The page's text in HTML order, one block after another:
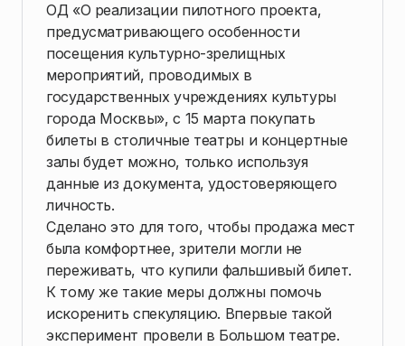
ОД «О реализации пилотного проекта,
предусматривающего особенности
посещения культурно-зрелищных
мероприятий, проводимых в
государственных учреждениях культуры
города Москвы», с 15 марта покупать
билеты в столичные театры и концертные
залы будет можно, только используя
данные из документа, удостоверяющего
личность.
Сделано это для того, чтобы продажа мест
была комфортнее, зрители могли не
переживать, что купили фальшивый билет.
К тому же такие меры должны помочь
искоренить спекуляцию. Впервые такой
эксперимент провели в Большом театре.